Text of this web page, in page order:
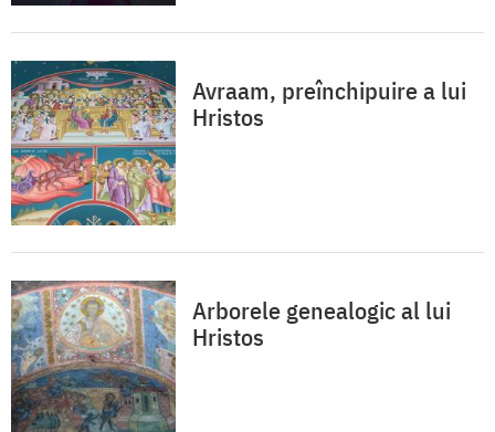
Avraam, preînchipuire a lui
Hristos
Arborele genealogic al lui
Hristos